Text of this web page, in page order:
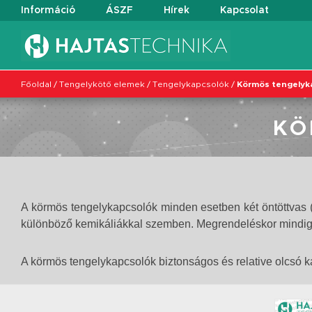
Információ ÁSZF Hírek Kapcsolat
Főoldal / Tengelykötő elemek / Tengelykapcsolók / Körmös
A körmös tengelykapcsolók minden esetben két
különböző kemikáliákkal szemben. Megrendeléskor
A körmös tengelykapcsolók biztonságos és relative olcsó